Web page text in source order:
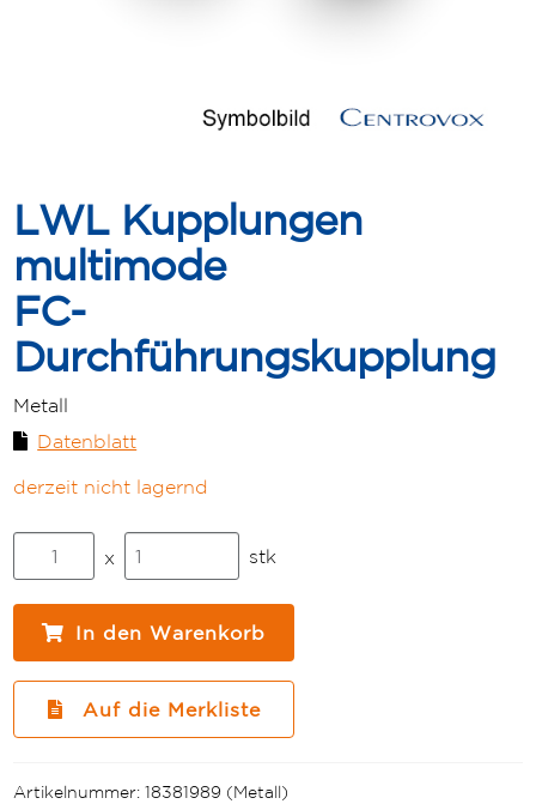
LWL Kupplungen
multimode
FC-
Durchführungskupplung
Metall
Datenblatt
derzeit nicht lagernd
Kupplungen
FC-
Durchführungskupplung
Menge
x stk
In den Warenkorb
Auf die Merkliste
Artikelnummer:18381989 (Metall)